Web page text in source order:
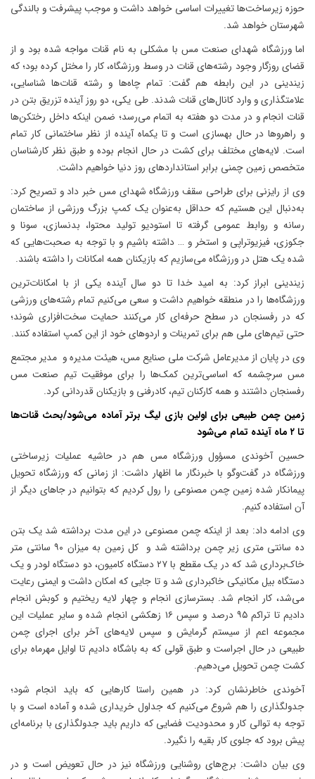
حوزه زیرساخت‌ها تغییرات اساسی خواهد داشت و موجب پیشرفت و بالندگی
شهرستان خواهد شد.
اما ورزشگاه شهدای صنعت مس با مشکلی به نام قنات مواجه شده بود و از
قضای روزگار وجود رشته‌های قنات در وسط ورزشگاه، کار را مختل کرده بود؛ که
زیندینی در این رابطه هم گفت: تمام چاه‌ها و رشته قنات‌ها شناسایی،
علامتگذاری و وارد کانال‌های قنات شدند. طی یکی، دو روز آینده تزریق بتن در
قنات انجام و در مدت دو هفته به اتمام می‌رسد؛ ضمن اینکه داخل رختکن‌ها
و راهروها در حال بهسازی است و تا یکماه آینده از نظر ساختمانی کار تمام
است. لایه‌های مختلف برای کشت در حال انجام بوده و طبق نظر کارشناسان
متخصص زمین چمنی برابر استانداردهای روز دنیا خواهیم داشت.
وی از رایزنی برای طراحی سقف ورزشگاه شهدای مس خبر داد و تصریح کرد:
به‌دنبال این هستیم که حداقل به‌عنوان یک کمپ بزرگ ورزشی از ساختمان
رسانه و روابط عمومی گرفته تا استودیو تولید محتوا، بدنسازی، سونا و
جکوزی، فیزیوتراپی و استخر و … داشته باشیم و با توجه به صحبت‌هایی که
شده یک هتل در ورزشگاه می‌سازیم که بازیکنان همه امکانات را داشته باشند.
زیندینی ابراز کرد: به امید خدا تا دو سال آینده یکی از با امکانات‌ترین
ورزشگاه‌ها را در منطقه خواهیم داشت و سعی می‌کنیم تمام رشته‌های ورزشی
که در رفسنجان در سطح حرفه‌ای کار می‌کنند حمایت سخت‌افزاری شوند؛
حتی تیم‌های ملی هم برای تمرینات و اردوهای خود از این کمپ استفاده کنند.
وی در پایان از مدیرعامل شرکت ملی صنایع مس، هیئت مدیره و مدیر مجتمع
مس سرچشمه که اساسی‌ترین کمک‌ها را برای موفقیت تیم صنعت مس
رفسنجان داشتند و همه کارکنان تیم، کادرفنی و بازیکنان قدردانی کرد.
زمین چمن طبیعی برای اولین بازی لیگ برتر آماده می‌شود/بحث قنات‌ها
تا ۲ ماه آینده تمام می‌شود
حسین آخوندی مسؤول ورزشگاه مس هم در حاشیه عملیات زیرساختی
ورزشگاه در گفت‌وگو با خبرنگار ما اظهار داشت: از زمانی که ورزشگاه تحویل
پیمانکار شده زمین چمن مصنوعی را رول کردیم که بتوانیم در جاهای دیگر از
آن استفاده کنیم.
وی ادامه داد: بعد از اینکه چمن مصنوعی در این مدت برداشته شد یک بتن
ده سانتی متری زیر چمن برداشته شد و کل زمین به میزان ۹۰ سانتی متر
خاک‌برداری شد که در یک مقطع با ۲۷ دستگاه کامیون، دو دستگاه لودر و یک
دستگاه بیل مکانیکی خاکبرداری شد و تا جایی که امکان داشت و ایمنی رعایت
می‌شد، کار انجام شد. بسترسازی انجام و چهار لایه ریختیم و کوبش انجام
دادیم تا تراکم ۹۵ درصد و سپس ۱۶ زهکشی انجام شده و سایر عملیات این
مجموعه اعم از سیستم گرمایش و سپس لایه‌های آخر برای اجرای چمن
طبیعی در حال اجراست و طبق قولی که به باشگاه دادیم تا اوایل مهرماه برای
کشت چمن تحویل می‌دهیم.
آخوندی خاطرنشان کرد: در همین راستا کارهایی که باید انجام شود؛
جدولگذاری را هم شروع می‌کنیم که جداول خریداری شده و آماده است و با
توجه به توالی کار و محدودیت فضایی که داریم باید جدولگذاری با برنامه‌ای
پیش برود که جلوی کار بقیه را نگیرد.
وی بیان داشت: برج‌های روشنایی ورزشگاه نیز در حال تعویض است و در